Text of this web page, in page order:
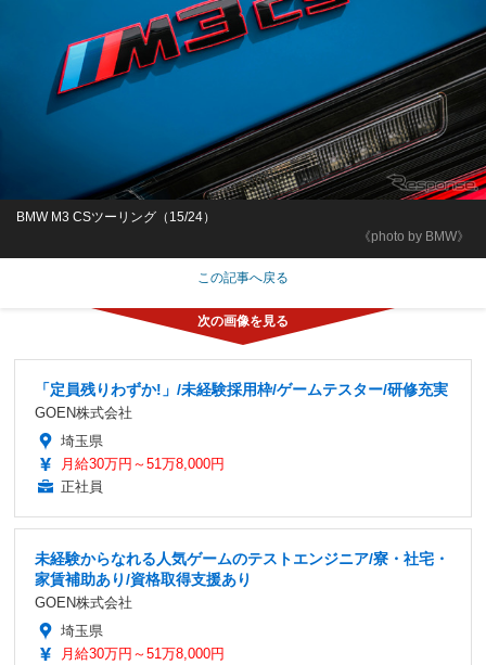
《photo by BMW》
BMW M3 CSツーリング（15/24）
この記事へ戻る
「定員残りわずか!」/未経験採用枠/ゲームテスター/研修充実
GOEN株式会社
埼玉県
月給30万円～51万8,000円
正社員
未経験からなれる人気ゲームのテストエンジニア/寮・社宅・
家賃補助あり/資格取得支援あり
GOEN株式会社
埼玉県
月給30万円～51万8,000円